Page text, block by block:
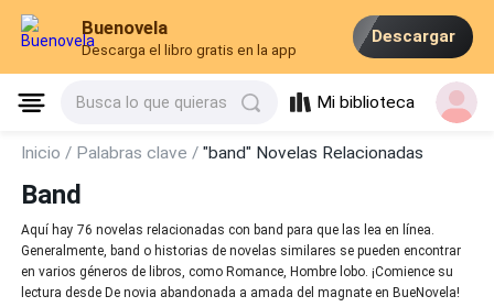
Buenovela
Descarga el libro gratis en la app
Descargar
Busca lo que quieras Mi biblioteca
Inicio / Palabras clave /"band" Novelas Relacionadas
Band
Aquí hay 76 novelas relacionadas con band para que las lea en línea.
Generalmente, band o historias de novelas similares se pueden encontrar
en varios géneros de libros, como Romance, Hombre lobo. ¡Comience su
lectura desde De novia abandonada a amada del magnate en BueNovela!